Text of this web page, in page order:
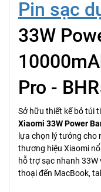
Pin sạc
33W
Pro -
Sở hữu thiết kế bỏ túi
Xiaomi 33W Power
lựa chọn lý tưởng cho
thương hiệu Xiaomi
hỗ trợ sạc nhanh
thoại đến MacBook,